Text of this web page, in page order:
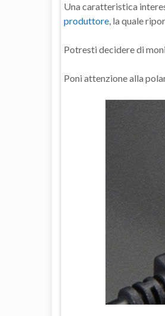
Una caratteristica
produttore, la quale
Potresti decidere di
Poni attenzione alla